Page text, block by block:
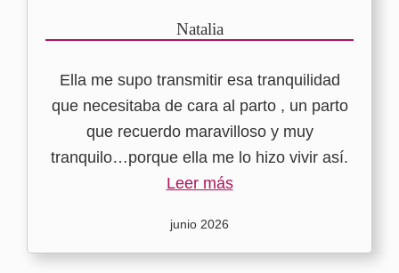
Natalia
Ella me supo transmitir esa tranquilidad
que necesitaba de cara al parto , un parto
que recuerdo maravilloso y muy
tranquilo…porque ella me lo hizo vivir así.
Leer más
junio 2026